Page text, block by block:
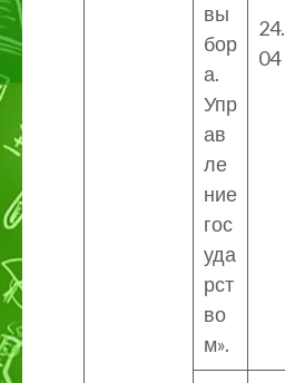
вы
бор
а.
Упр
ав
ле
ние
гос
уда
рст
во
м».
24.
04